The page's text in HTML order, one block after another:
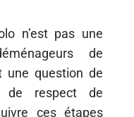
n’est pas une
de
une question de
de respect de
ces étapes